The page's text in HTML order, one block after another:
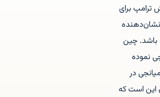
ترامپ برای
نشان‌دهنده
باشد. چین
نموده
در
این است که